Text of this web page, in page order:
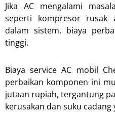
Jika AC mengalami
seperti kompresor rusak
dalam sistem, biaya
tinggi.
Biaya service AC mobil
perbaikan komponen ini
jutaan rupiah, tergantung
kerusakan dan suku